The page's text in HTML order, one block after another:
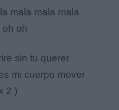
mala mala mala
oh oh
sin tu querer
mi cuerpo mover
2 )